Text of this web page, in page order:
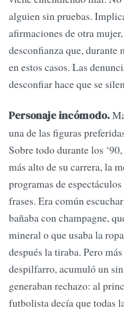
alguien sin pruebas.
afirmaciones de otra
desconfianza que, durante
en estos casos. Las
desconfiar hace que se
Personaje incómodo.
una de las figuras
Sobre todo durante los
más alto de su carrera, la
programas de
frases. Era común
bañaba con champagne,
mineral o que usaba la
después la tiraba. Pero
despilfarro, acumuló un
generaban rechazo: al
futbolista decía que todas